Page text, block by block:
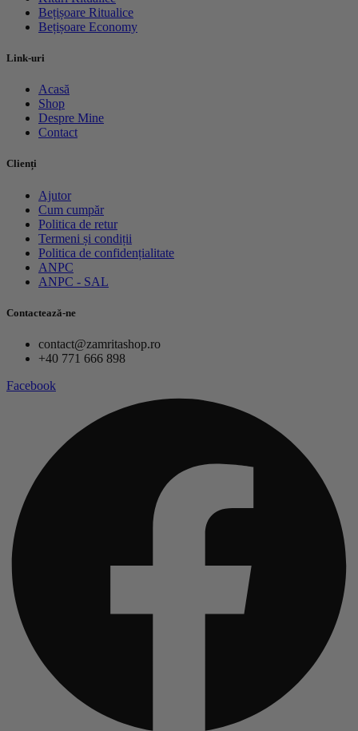
Bețișoare Ritualice
Bețișoare Economy
Link-uri
Acasă
Shop
Despre Mine
Contact
Clienți
Ajutor
Cum cumpăr
Politica de retur
Termeni și condiții
Politica de confidențialitate
ANPC
ANPC - SAL
Contactează-ne
contact@zamritashop.ro
+40 771 666 898
Facebook